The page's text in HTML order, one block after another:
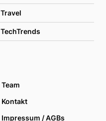
Travel
TechTrends
Team
Kontakt
Impressum / AGBs